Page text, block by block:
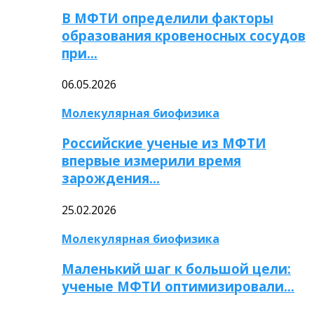
В МФТИ определили факторы
образования кровеносных сосудов
при…
06.05.2026
Молекулярная биофизика
Российские ученые из МФТИ
впервые измерили время
зарождения…
25.02.2026
Молекулярная биофизика
Маленький шаг к большой цели:
ученые МФТИ оптимизировали…